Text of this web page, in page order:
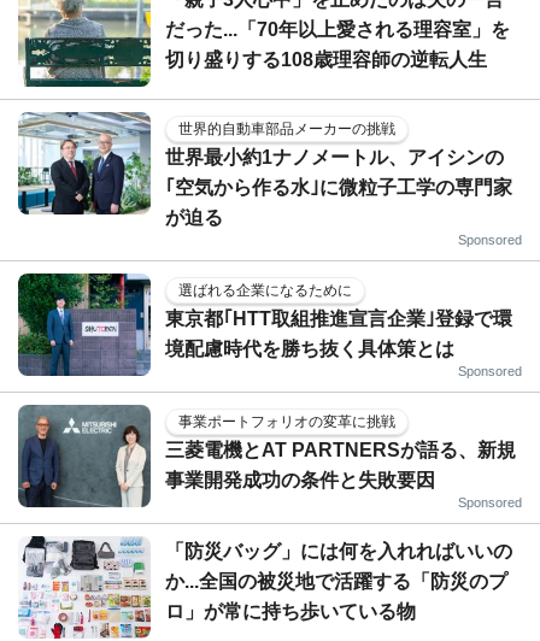
だった...「70年以上愛される理容室」を
切り盛りする108歳理容師の逆転人生
世界的自動車部品メーカーの挑戦
世界最小約1ナノメートル、アイシンの
｢空気から作る水｣に微粒子工学の専門家
が迫る
Sponsored
選ばれる企業になるために
東京都｢HTT取組推進宣言企業｣登録で環
境配慮時代を勝ち抜く具体策とは
Sponsored
事業ポートフォリオの変革に挑戦
三菱電機とAT PARTNERSが語る、新規
事業開発成功の条件と失敗要因
Sponsored
「防災バッグ」には何を入れればいいの
か...全国の被災地で活躍する「防災のプ
ロ」が常に持ち歩いている物